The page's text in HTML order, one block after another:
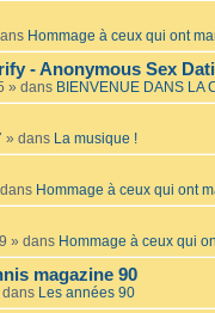
Hommage à ceux qui ont
- Anonymous Sex
» dans BIENVENUE DANS LA
» dans La musique !
Hommage à ceux qui ont
» dans Hommage à ceux qui
magazine 90
dans Les années 90